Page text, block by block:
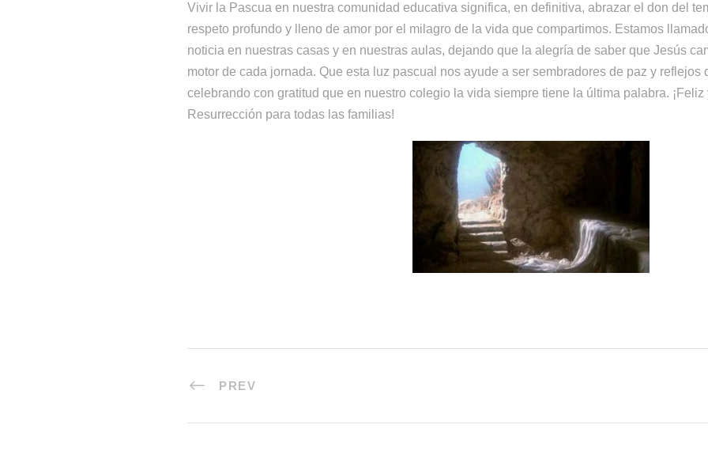
Vivir la Pascua en nuestra comunidad educativa significa, en definitiva, abrazar el don del
respeto profundo y lleno de amor por el milagro de la vida que compartimos. Estamos
noticia en nuestras casas y en nuestras aulas, dejando que la alegría de saber que Jesús
motor de cada jornada. Que esta luz pascual nos ayude a ser sembradores de paz y reflejos
celebrando con gratitud que en nuestro colegio la vida siempre tiene la última palabra.
Resurrección para todas las familias!
PREV